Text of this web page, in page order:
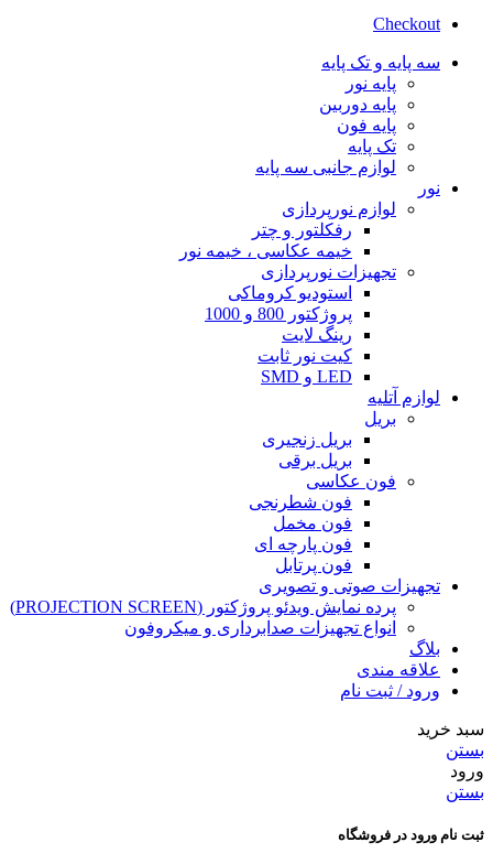
Checkout
سه پایه و تک پایه
پایه نور
پایه دوربین
پایه فون
تک پایه
لوازم جانبی سه پایه
نور
لوازم نورپردازی
رفکلتور و چتر
خیمه عکاسی ، خیمه نور
تجهیزات نورپردازی
استودیو کروماکی
پروژکتور 800 و 1000
رینگ لایت
کیت نور ثابت
LED و SMD
لوازم آتلیه
بریل
بریل زنجیری
بریل برقی
فون عکاسی
فون شطرنجی
فون مخمل
فون پارچه ای
فون پرتابل
تجهیزات صوتی و تصویری
پرده نمایش ویدئو پروژکتور (PROJECTION SCREEN)
انواع تجهیزات صدابرداری و میکروفون
بلاگ
علاقه مندی
ورود / ثبت نام
سبد خرید
بستن
ورود
بستن
ثبت نام ورود در فروشگاه